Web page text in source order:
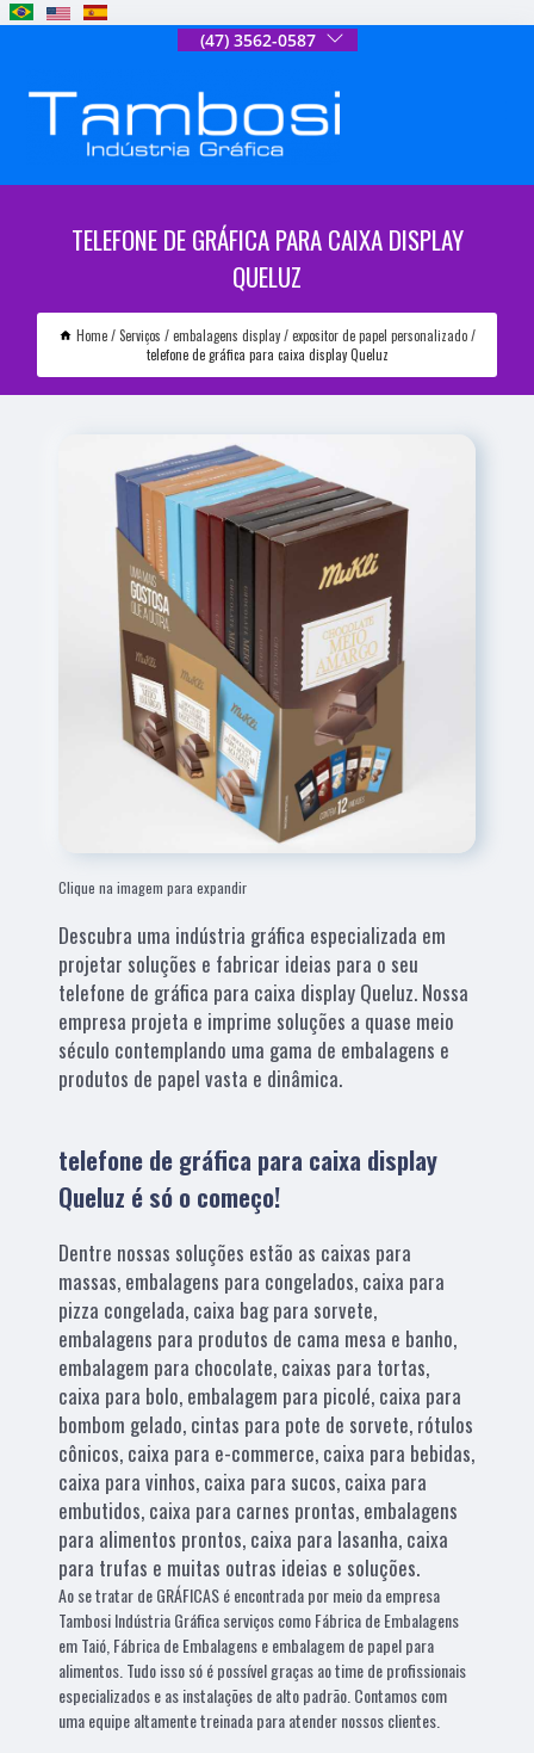
(47) 3562-0587
TELEFONE DE GRÁFICA PARA CAIXA DISPLAY
QUELUZ
Home Serviços embalagens display
expositor de papel personalizado
telefone de gráfica para caixa display Queluz
Clique na imagem para expandir
Descubra uma indústria gráfica especializada em
projetar soluções e fabricar ideias para o seu
telefone de gráfica para caixa display Queluz. Nossa
empresa projeta e imprime soluções a quase meio
século contemplando uma gama de embalagens e
produtos de papel vasta e dinâmica.
telefone de gráfica para caixa display
Queluz é só o começo!
Dentre nossas soluções estão as caixas para
massas, embalagens para congelados, caixa para
pizza congelada, caixa bag para sorvete,
embalagens para produtos de cama mesa e banho,
embalagem para chocolate, caixas para tortas,
caixa para bolo, embalagem para picolé, caixa para
bombom gelado, cintas para pote de sorvete, rótulos
cônicos, caixa para e-commerce, caixa para bebidas,
caixa para vinhos, caixa para sucos, caixa para
embutidos, caixa para carnes prontas, embalagens
para alimentos prontos, caixa para lasanha, caixa
para trufas e muitas outras ideias e soluções.
Ao se tratar de GRÁFICAS é encontrada por meio da empresa
Tambosi Indústria Gráfica serviços como Fábrica de Embalagens
em Taió, Fábrica de Embalagens e embalagem de papel para
alimentos. Tudo isso só é possível graças ao time de profissionais
especializados e as instalações de alto padrão. Contamos com
uma equipe altamente treinada para atender nossos clientes.